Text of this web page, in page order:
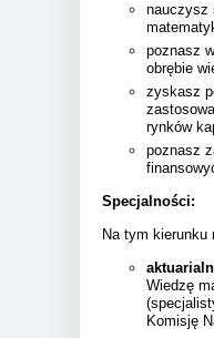
nauczysz
poznasz
obrębie
zyskasz
rynków
poznasz
Specjalności:
Na tym kierunku
Wiedzę
Komisję